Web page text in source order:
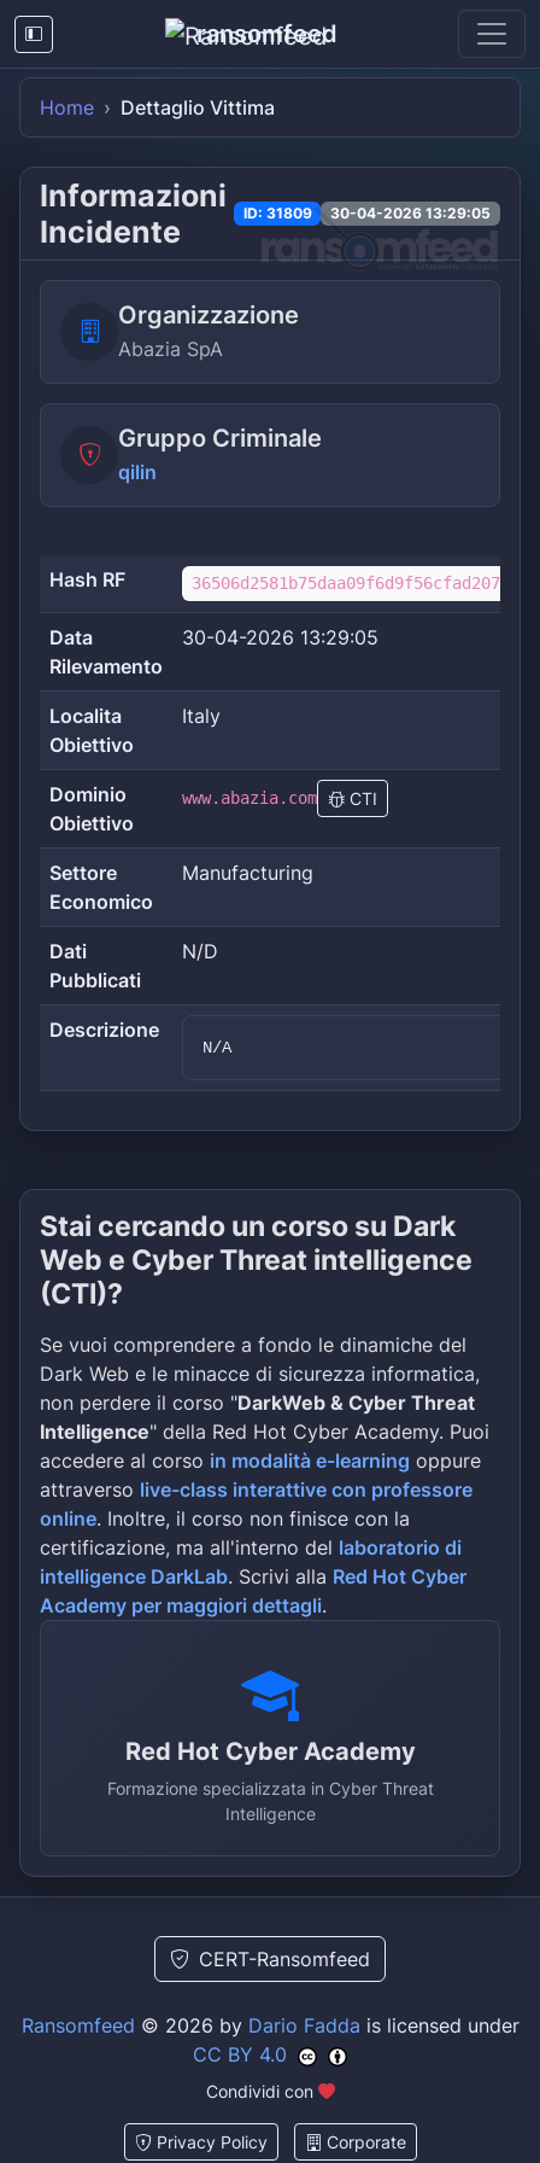
ransomfeed
Home Dettaglio Vittima
Informazioni
Incidente
ID: 31809 30-04-2026 13:29:05
Organizzazione
Abazia SpA
Gruppo Criminale
qilin
Hash RF
Data
Rilevamento
30-04-2026 13:29:05
Localita
Obiettivo
Italy
Dominio
Obiettivo
www.abazia.com CTI
Settore
Economico
Manufacturing
Dati
Pubblicati
N/D
Descrizione
N/A
Stai cercando un corso su Dark
Web e Cyber Threat intelligence
(CTI)?
Se vuoi comprendere a fondo le dinamiche del
Dark Web e le minacce di sicurezza informatica,
non perdere il corso "DarkWeb & Cyber Threat
Intelligence" della Red Hot Cyber Academy. Puoi
accedere al corso in modalità e-learning oppure
attraverso live-class interattive con professore
online. Inoltre, il corso non finisce con la
certificazione, ma all'interno del laboratorio di
intelligence DarkLab. Scrivi alla Red Hot Cyber
Academy per maggiori dettagli.
Red Hot Cyber Academy
Formazione specializzata in Cyber Threat
Intelligence
CERT-Ransomfeed
Ransomfeed © 2026 by Dario Fadda is licensed under
CC BY 4.0
Condividi con
Privacy Policy Corporate